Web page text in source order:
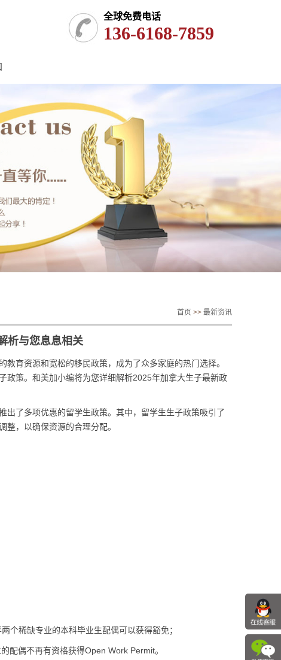
全球免费电话
136-6168-7859
首页 >> 最新资讯
析与您息息相关
育资源和宽松的移民政策，成为了众多家庭的热门选择。
政策。和美加小编将为您详细解析2025年加拿大生子最新政
出了多项优惠的留学生政策。其中，留学生生子政策吸引了
，以确保资源的合理分配。
个稀缺专业的本科毕业生配偶可以获得豁免；
配偶不再有资格获得Open Work Permit。